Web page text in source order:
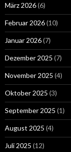
März 2026(6)
Februar 2026(10)
Januar 2026(7)
Dezember 2025 (7)
November 2025 (4)
Oktober 2025 (3)
September 2025 (1)
August 2025 (4)
Juli 2025 (12)